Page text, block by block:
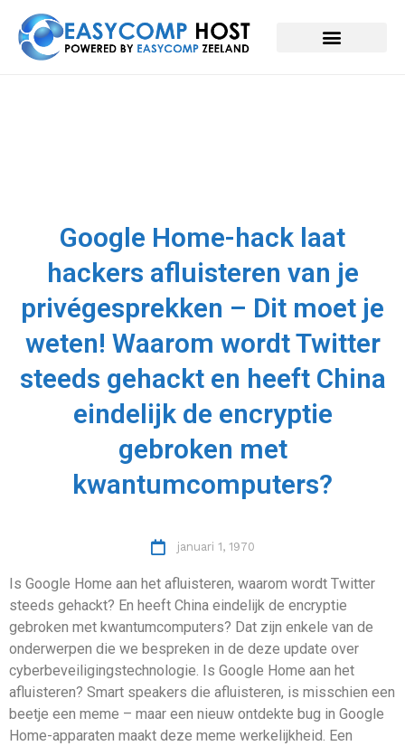
Google Home-hack laat
hackers afluisteren van je
privégesprekken – Dit moet je
weten! Waarom wordt Twitter
steeds gehackt en heeft China
eindelijk de encryptie
gebroken met
kwantumcomputers?
januari 1, 1970
Is Google Home aan het afluisteren, waarom wordt Twitter
steeds gehackt? En heeft China eindelijk de encryptie
gebroken met kwantumcomputers? Dat zijn enkele van de
onderwerpen die we bespreken in de deze update over
cyberbeveiligingstechnologie. Is Google Home aan het
afluisteren? Smart speakers die afluisteren, is misschien een
beetje een meme – maar een nieuw ontdekte bug in Google
Home-apparaten maakt deze meme werkelijkheid. Een